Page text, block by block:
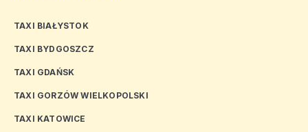
TAXI BIAŁYSTOK
TAXI BYDGOSZCZ
TAXI GDAŃSK
TAXI GORZÓW WIELKOPOLSKI
TAXI KATOWICE